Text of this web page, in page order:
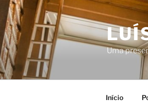
Saltar
para
conteúdo
Uma
Início